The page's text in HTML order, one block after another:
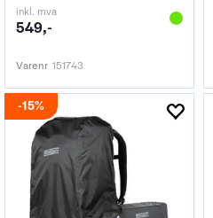
inkl. mva
549,-
Varenr 151743
15%